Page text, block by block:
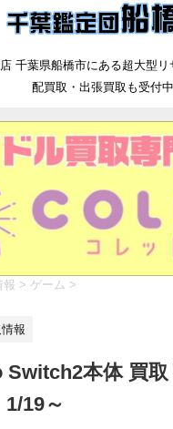
千葉県船橋市にある超大型
配買取・出張買取も受付中
報 > ゲーム >
報
Switch2本体 買
19～